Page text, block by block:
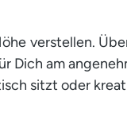
verstellen.
Dich am
sitzt oder